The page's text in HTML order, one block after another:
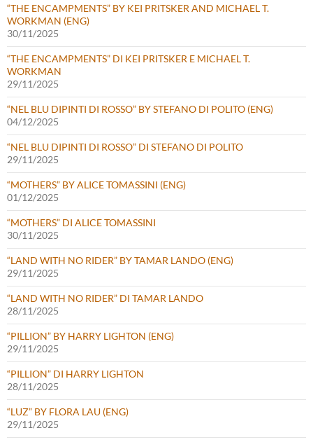
“THE ENCAMPMENTS” BY KEI PRITSKER AND MICHAEL T.
WORKMAN (ENG)
30/11/2025
“THE ENCAMPMENTS” DI KEI PRITSKER E MICHAEL T.
WORKMAN
29/11/2025
“NEL BLU DIPINTI DI ROSSO” BY STEFANO DI POLITO (ENG)
04/12/2025
“NEL BLU DIPINTI DI ROSSO” DI STEFANO DI POLITO
29/11/2025
“MOTHERS” BY ALICE TOMASSINI (ENG)
01/12/2025
“MOTHERS” DI ALICE TOMASSINI
30/11/2025
“LAND WITH NO RIDER” BY TAMAR LANDO (ENG)
29/11/2025
“LAND WITH NO RIDER” DI TAMAR LANDO
28/11/2025
“PILLION” BY HARRY LIGHTON (ENG)
29/11/2025
“PILLION” DI HARRY LIGHTON
28/11/2025
“LUZ” BY FLORA LAU (ENG)
29/11/2025